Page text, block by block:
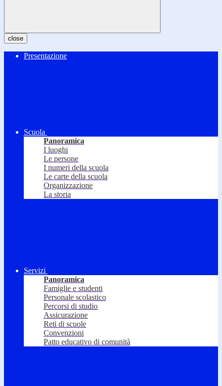
close
Presentazione
Scuola
Panoramica
I luoghi
Le persone
I numeri della scuola
Le carte della scuola
Organizzazione
La storia
Servizi
Panoramica
Famiglie e studenti
Personale scolastico
Percorsi di studio
Assicurazione
Reti di scuole
Convenzioni
Patto educativo di comunità